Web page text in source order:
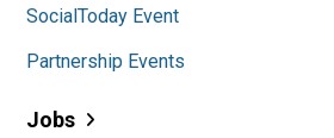
SocialToday Event
Partnership Events
Jobs